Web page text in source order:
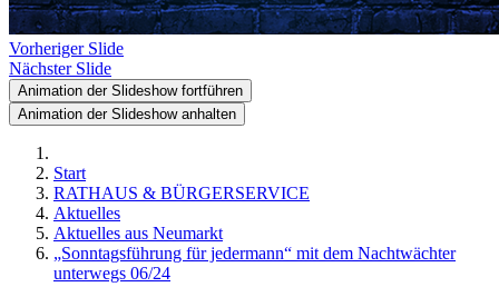
Vorheriger Slide
Nächster Slide
Animation der Slideshow fortführen
Animation der Slideshow anhalten
Start
RATHAUS & BÜRGERSERVICE
Aktuelles
Aktuelles aus Neumarkt
„Sonntagsführung für jedermann“ mit dem Nachtwächter
unterwegs 06/24